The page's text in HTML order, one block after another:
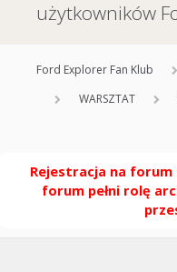
użytkowników
Ford Explorer Fan Klub
WARSZTAT
Rejestracja na forum
forum pełni rolę